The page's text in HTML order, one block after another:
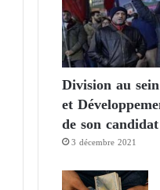
Division au
et
de son
3 décembre 2021